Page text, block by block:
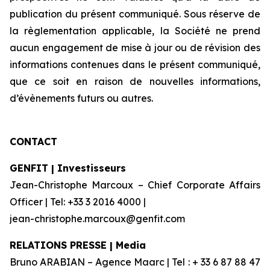
publication du présent communiqué. Sous réserve de
la règlementation applicable, la Société ne prend
aucun engagement de mise à jour ou de révision des
informations contenues dans le présent communiqué,
que ce soit en raison de nouvelles informations,
d’évènements futurs ou autres.
CONTACT
GENFIT | Investisseurs
Jean-Christophe Marcoux – Chief Corporate Affairs
Officer | Tel: +33 3 2016 4000 |
jean-christophe.marcoux@genfit.com
RELATIONS PRESSE | Media
Bruno ARABIAN – Agence Maarc | Tel : + 33 6 87 88 47